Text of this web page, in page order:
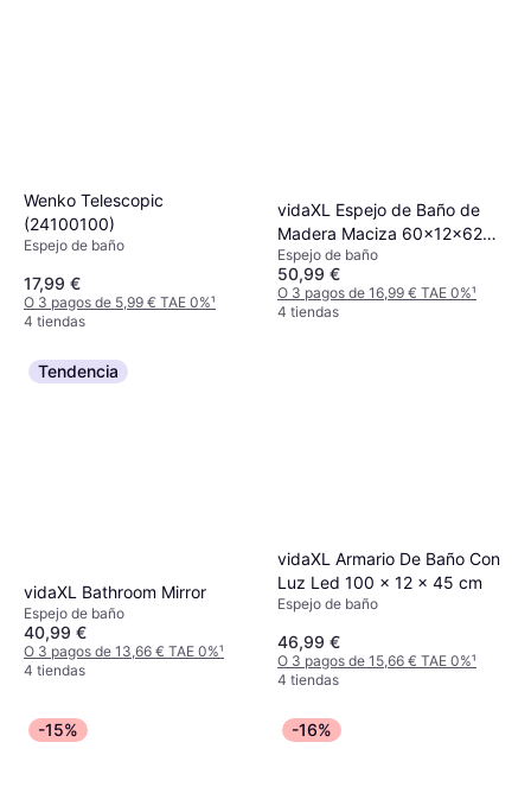
Wenko Telescopic
(24100100)
Espejo de baño
17,99 €
O 3 pagos de 5,99 € TAE 0%¹
4 tiendas
vidaXL Espejo de Baño de
Madera Maciza 60x12x62
cm
Espejo de baño
50,99 €
O 3 pagos de 16,99 € TAE 0%¹
4 tiendas
Tendencia
vidaXL Bathroom Mirror
Espejo de baño
40,99 €
O 3 pagos de 13,66 € TAE 0%¹
4 tiendas
vidaXL Armario De Baño Con
Luz Led 100 x 12 x 45 cm
Espejo de baño
46,99 €
O 3 pagos de 15,66 € TAE 0%¹
4 tiendas
-15% -16%